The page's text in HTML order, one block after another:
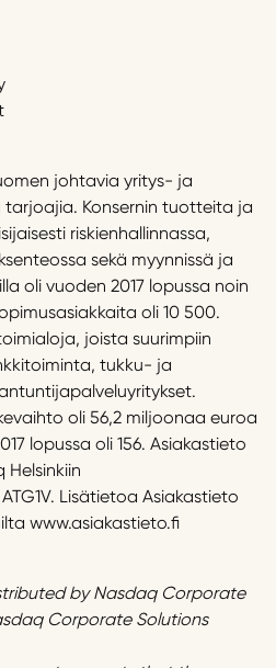
johtavia yritys- ja
Konsernin tuotteita ja
riskienhallinnassa,
sekä myynnissä ja
oli vuoden 2017 lopussa noin
oli 10 500.
joista suurimpiin
tukku- ja
oli 56,2 miljoonaa euroa
lopussa oli 156. Asiakastieto
Lisätietoa Asiakastieto
www.asiakastieto.fi
by Nasdaq Corporate
Corporate Solutions